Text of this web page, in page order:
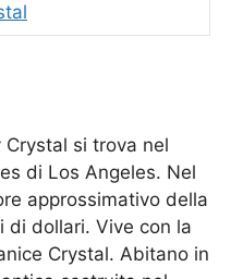
si trova nel
di Los Angeles. Nel
approssimativo della
di dollari. Vive con la
Crystal. Abitano in